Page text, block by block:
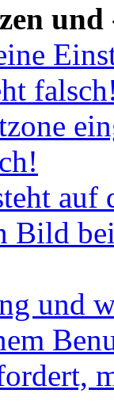
und
Bild
und